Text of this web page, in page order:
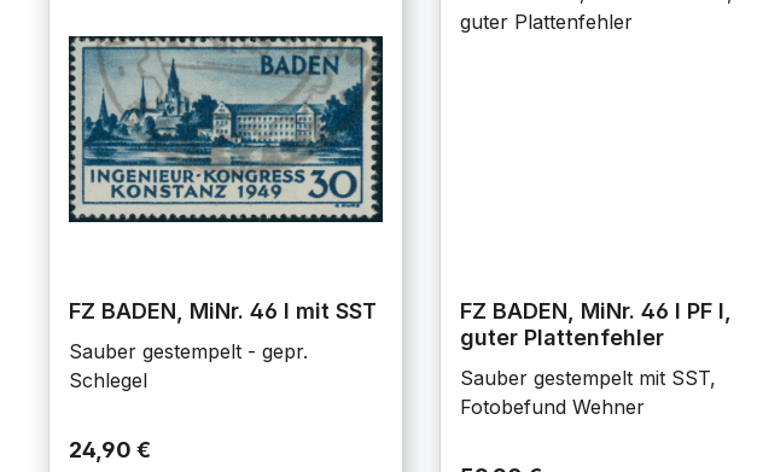
FZ BADEN, MiNr. 46 I mit SST
Sauber gestempelt - gepr.
Schlegel
24,90 €
FZ BADEN, MiNr. 46 I PF I,
guter Plattenfehler
Sauber gestempelt mit SST,
Fotobefund Wehner